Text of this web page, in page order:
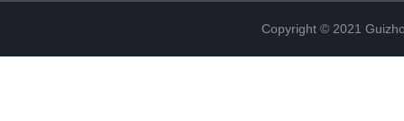
Copyright © 2021